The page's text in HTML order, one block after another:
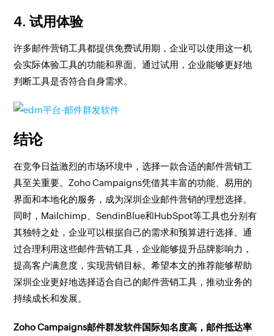
4. 试用体验
许多邮件营销工具都提供免费试用期，企业可以使用这一机
会实际体验工具的功能和界面。通过试用，企业能够更好地
判断工具是否符合自身需求。
结论
在竞争日益激烈的市场环境中，选择一款合适的邮件营销工
具至关重要。Zoho Campaigns凭借其丰富的功能、易用的
界面和本地化的服务，成为深圳企业邮件营销的理想选择。
同时，Mailchimp、SendinBlue和HubSpot等工具也分别有
其独特之处，企业可以根据自己的需求和预算进行选择。通
过合理利用这些邮件营销工具，企业能够提升品牌影响力，
提高客户满意度，实现营销目标。希望本文的推荐能够帮助
深圳企业更好地选择适合自己的邮件营销工具，推动业务的
持续成长和发展。
Zoho Campaigns邮件群发软件国际知名度高，邮件抵达率